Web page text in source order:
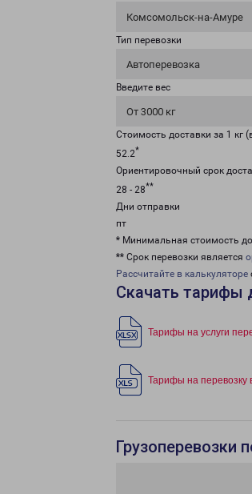
Комсомольск-на-Амуре
Тип перевозки
Автоперевозка
Введите вес
От 3000 кг
Стоимость доставки за 1 кг
52.2*
Ориентировочный срок
28 - 28**
Дни отправки
пт
* Минимальная стоимость
** Срок перевозки является
Рассчитайте в калькуляторе
Скачать тарифы
Тарифы на услуги
Тарифы на перевозку
Грузоперевозки